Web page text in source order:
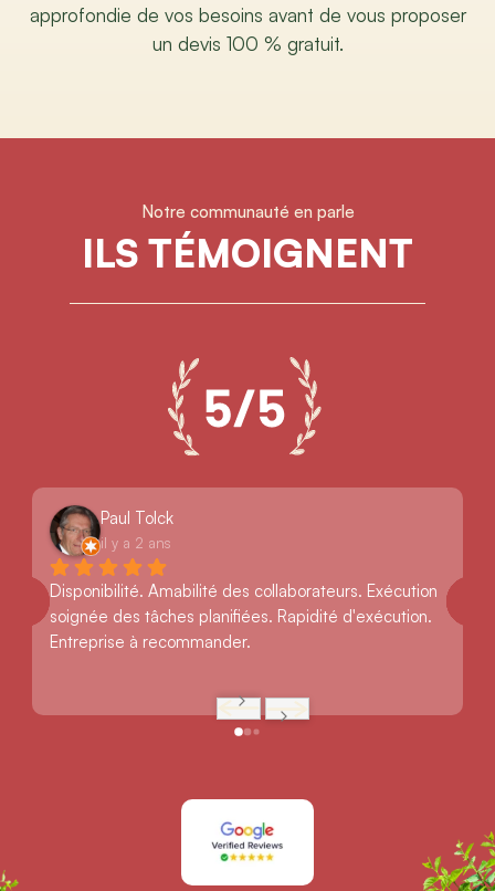
approfondie de vos besoins avant de vous proposer
un devis 100 % gratuit.
Notre communauté en parle
ILS TÉMOIGNENT
Paul Tolck
il y a 2 ans
Disponibilité. Amabilité des collaborateurs. Exécution
soignée des tâches planifiées. Rapidité d'exécution.
Entreprise à recommander.